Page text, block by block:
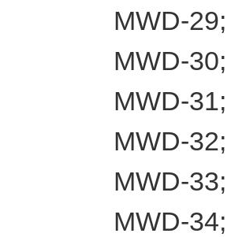
MWD-
MWD-
MWD-
MWD-
MWD-
MWD-